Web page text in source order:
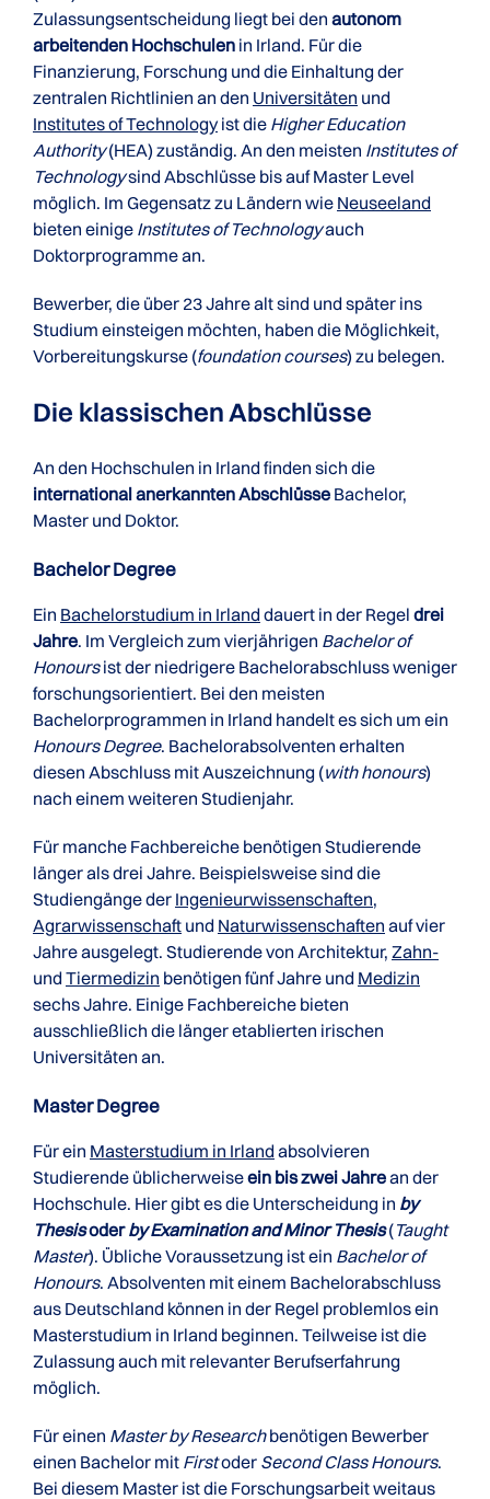
Zulassungsentscheidung liegt bei den autonom
arbeitenden Hochschulen in Irland. Für die
Finanzierung, Forschung und die Einhaltung der
zentralen Richtlinien an den Universitäten und
Institutes of Technologyist die Higher Education
Authority(HEA) zuständig. An den meisten Institutes of
Technologysind Abschlüsse bis auf Master Level
möglich. Im Gegensatz zu Ländern wie Neuseeland
bieten einige Institutes of Technologyauch
Doktorprogramme an.
Bewerber, die über 23 Jahre alt sind und später ins
Studium einsteigen möchten, haben die Möglichkeit,
Vorbereitungskurse (foundation courses) zu belegen.
Die klassischen Abschlüsse
An den Hochschulen in Irland finden sich die
international anerkannten Abschlüsse Bachelor,
Master und Doktor.
Bachelor Degree
Ein Bachelorstudium in Irland dauert in der Regel drei
Jahre. Im Vergleich zum vierjährigen Bachelor of
Honoursist der niedrigere Bachelorabschluss weniger
forschungsorientiert. Bei den meisten
Bachelorprogrammen in Irland handelt es sich um ein
Honours Degree. Bachelorabsolventen erhalten
diesen Abschluss mit Auszeichnung (with honours)
nach einem weiteren Studienjahr.
Für manche Fachbereiche benötigen Studierende
länger als drei Jahre. Beispielsweise sind die
Studiengänge der Ingenieurwissenschaften,
Agrarwissenschaft und Naturwissenschaften auf vier
Jahre ausgelegt. Studierende von Architektur, Zahn-
und Tiermedizin benötigen fünf Jahre und Medizin
sechs Jahre. Einige Fachbereiche bieten
ausschließlich die länger etablierten irischen
Universitäten an.
Master Degree
Für ein Masterstudium in Irland absolvieren
Studierende üblicherweiseein bis zwei Jahrean der
Hochschule. Hier gibt es die Unterscheidung in by
Thesisoderby Examination and Minor Thesis (Taught
Master). Übliche Voraussetzung ist ein Bachelor of
Honours. Absolventen mit einem Bachelorabschluss
aus Deutschland können in der Regel problemlos ein
Masterstudium in Irland beginnen. Teilweise ist die
Zulassung auch mit relevanter Berufserfahrung
möglich.
Für einen Master by Researchbenötigen Bewerber
einen Bachelor mit Firstoder Second Class Honours.
Bei diesem Master ist die Forschungsarbeit weitaus